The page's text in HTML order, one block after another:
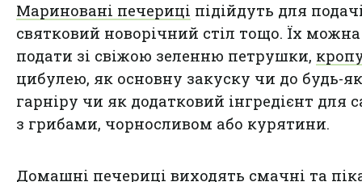
Мариновані печериці підійдуть для
святковий новорічний стіл тощо. Їх можна
подати зі свіжою зеленню петрушки,
цибулею, як основну закуску чи до будь-
гарніру чи як додатковий інгредієнт для
з грибами, чорносливом або курятини.
Домашні печериці виходять смачні та